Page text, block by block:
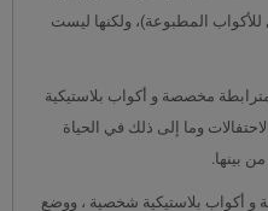
المطبوعة)، ولكنها ليست
مخصصة و أكواب بلاستيكية
وما إلى ذلك في الحياة
من بينها.
أكواب بلاستيكية شخصية ، ووضع